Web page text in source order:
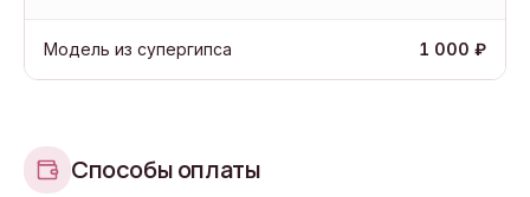
Модель из супергипса 1 000 ₽
Способы оплаты